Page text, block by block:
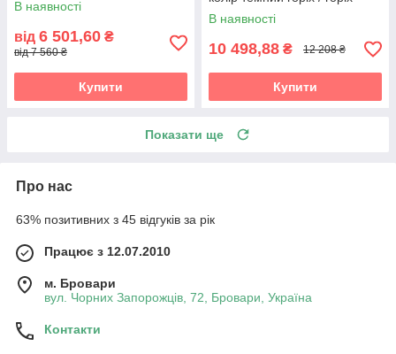
В наявності
від 6 501,60 ₴
від 7 560 ₴
Купити
В наявності
10 498,88 ₴ 12 208 ₴
Купити
Показати ще
Про нас
63% позитивних з 45 відгуків за рік
Працює з 12.07.2010
м. Бровари
вул. Чорних Запорожців, 72, Бровари, Україна
Контакти